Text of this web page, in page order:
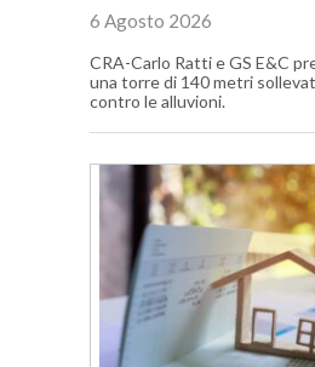
6 Agosto 2026
CRA-Carlo Ratti e GS E&C
una torre di 140 metri
contro le alluvioni.